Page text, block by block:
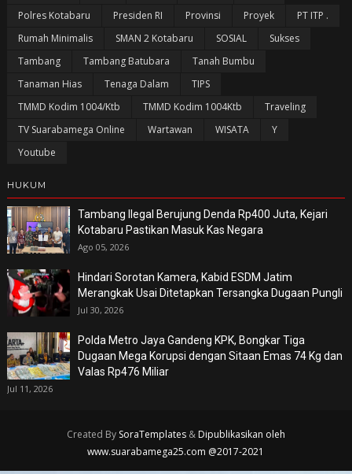
Polres Kotabaru
Presiden RI Provinsi Proyek
PT ITP .
Rumah Minimalis
SMAN 2 Kotabaru SOSIAL
Sukses
Tambang
Tambang Batubara
Tanah Bumbu
Tanaman Hias
Tenaga Dalam
TIPS
TMMD Kodim 1004/Ktb
TMMD Kodim 1004Ktb
Traveling
TV Suarabamega Online
Wartawan WISATA
Y
Youtube
HUKUM
Tambang Ilegal Berujung Denda Rp400 Juta, Kejari
Kotabaru Pastikan Masuk Kas Negara
Ago 05, 2026
Hindari Sorotan Kamera, Kabid ESDM Jatim
Merangkak Usai Ditetapkan Tersangka Dugaan Pungli
Jul 30, 2026
Polda Metro Jaya Gandeng KPK, Bongkar Tiga
Dugaan Mega Korupsi dengan Sitaan Emas 74 Kg dan
Valas Rp476 Miliar
Jul 11, 2026
Created By SoraTemplates& Dipublikasikan oleh
www.suarabamega25.com @2017-2021